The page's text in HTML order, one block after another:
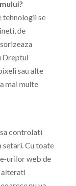
tehnologii se
de
Dreptul
sau alte
mai multe
controlati
Cu toate
urilor web de
alterati